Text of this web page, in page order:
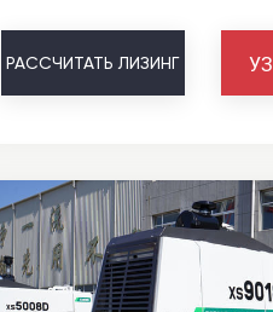
РАССЧИТАТЬ ЛИЗИНГ